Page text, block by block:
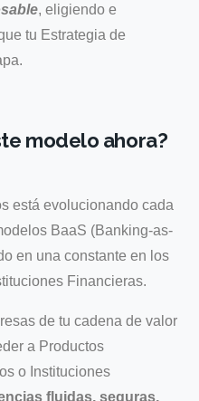
, eligiendo e
tu Estrategia de
modelo ahora?
está evolucionando cada
BaaS (Banking-as-
en una constante en los
Financieras.
de tu cadena de valor
a Productos
o Instituciones
fluidas, seguras,